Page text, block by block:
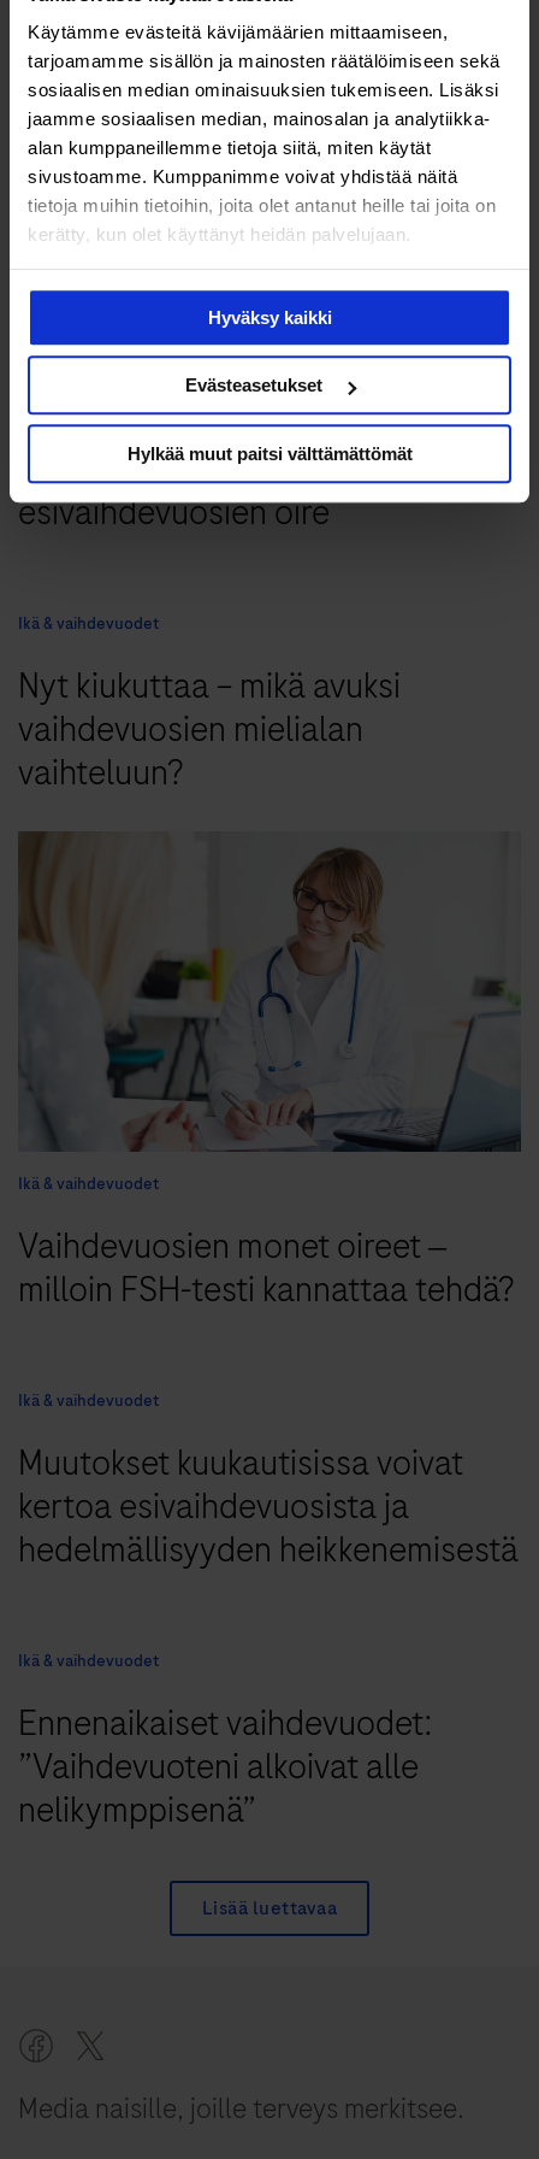
Käytämme evästeitä kävijämäärien mittaamiseen,
tarjoamamme sisällön ja mainosten räätälöimiseen sekä
sosiaalisen median ominaisuuksien tukemiseen. Lisäksi
jaamme sosiaalisen median, mainosalan ja analytiikka-
alan kumppaneillemme tietoja siitä, miten käytät
sivustoamme. Kumppanimme voivat yhdistää näitä
tietoja muihin tietoihin, joita olet antanut heille tai joita on
kerätty, kun olet käyttänyt heidän palvelujaan.
Hyväksy kaikki
Evästeasetukset
Hylkää muut paitsi välttämättömät
Bloggaaja Mirva Rajala:
”Raudanpuute selitti oudot...
Muutokset kuukautisissa voivat
kertoa esivaihdevuo...
Evästeasetukset
Ikä & vaihdevuodet
Unettomuus on yleinen
esivaihdevuosien oire
Ikä & vaihdevuodet
Nyt kiukuttaa – mikä avuksi
vaihdevuosien mielialan
vaihteluun?
Ikä & vaihdevuodet
Vaihdevuosien monet oireet ‒
milloin FSH-testi kannattaa tehdä?
Ikä & vaihdevuodet
Muutokset kuukautisissa voivat
kertoa esivaihdevuosista ja
hedelmällisyyden heikkenemisestä
Ikä & vaihdevuodet
Ennenaikaiset vaihdevuodet:
”Vaihdevuoteni alkoivat alle
nelikymppisenä”
Lisää luettavaa
Media naisille, joille terveys merkitsee.